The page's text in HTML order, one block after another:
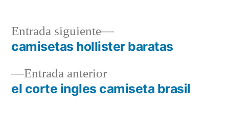
Navegación
de
entradas
Entrada anteriorEntrada
anterior:
el corte ingles camiseta brasil
Entrada siguiente
Entrada
siguiente:
camisetas hollister baratas